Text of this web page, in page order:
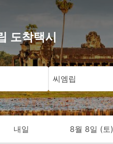
도착택시
씨엠립
내일 8월 8일 (토)